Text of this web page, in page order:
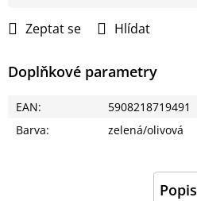
Zeptat se Hlídat
Doplňkové parametry
EAN:
5908218719491
Barva: zelená/olivová
Popis